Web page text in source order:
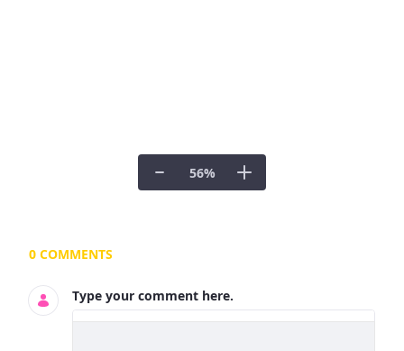
56%
Documents and Media
0 COMMENTS
Type your comment here.